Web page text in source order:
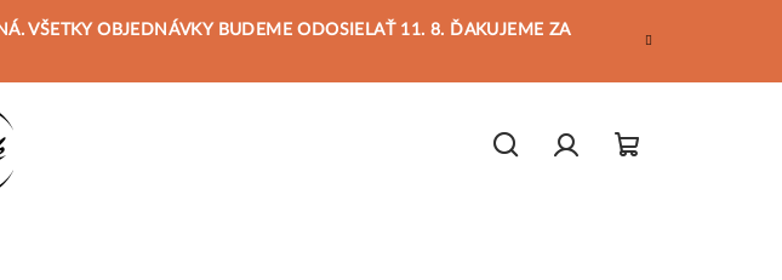
VŠETKY OBJEDNÁVKY BUDEME ODOSIELAŤ 11. 8. ĎAKUJEME ZA